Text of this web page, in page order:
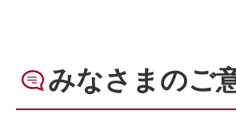
みなさまのご